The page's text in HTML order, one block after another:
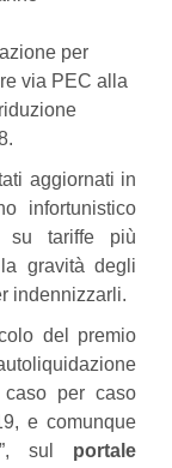
per
via PEC alla
aggiornati in
infortunistico
su tariffe più
gravità degli
indennizzarli.
del premio
per caso
, e comunque
sul portale